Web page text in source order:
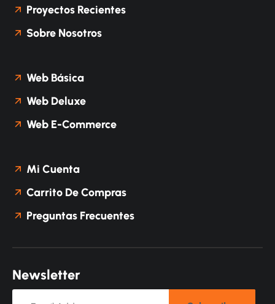
Proyectos Recientes
Sobre Nosotros
Web Básica
Web Deluxe
Web E-Commerce
Mi Cuenta
Carrito De Compras
Preguntas Frecuentes
Newsletter